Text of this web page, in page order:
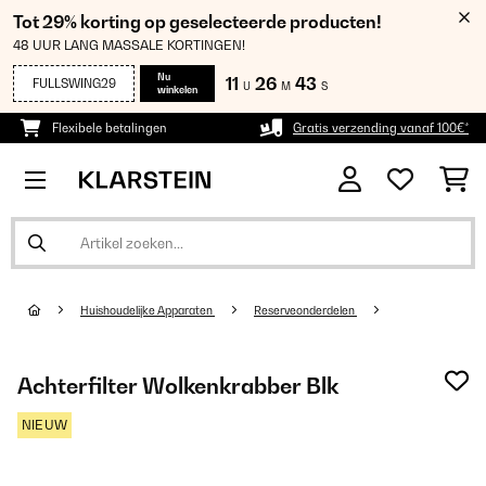
Tot 29% korting op geselecteerde producten!
48 UUR LANG MASSALE KORTINGEN!
FULLSWING29
Nu
winkelen
11 U 26 M 42 S
Flexibele betalingen Gratis verzending vanaf 100€*
Huishoudelijke Apparaten Reserveonderdelen
Achterfilter Wolkenkrabber Blk
NIEUW